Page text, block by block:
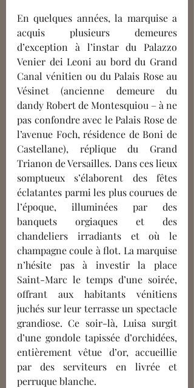
En quelques années, la marquise a
acquis plusieurs demeures
d’exception à l’instar du Palazzo
Venier dei Leoni au bord du Grand
Canal vénitien ou du Palais Rose au
Vésinet (ancienne demeure du
dandy Robert de Montesquiou – à ne
pas confondre avec le Palais Rose de
l’avenue Foch, résidence de Boni de
Castellane), réplique du Grand
Trianon de Versailles. Dans ces lieux
somptueux s’élaborent des fêtes
éclatantes parmi les plus courues de
l’époque, illuminées par des
banquets orgiaques et des
chandeliers irradiants et où le
champagne coule à flot. La marquise
n’hésite pas à investir la place
Saint-Marc le temps d’une soirée,
offrant aux habitants vénitiens
juchés sur leur terrasse un spectacle
grandiose. Ce soir-là, Luisa surgit
d’une gondole tapissée d’orchidées,
entièrement vêtue d’or, accueillie
par des serviteurs en livrée et
perruque blanche.